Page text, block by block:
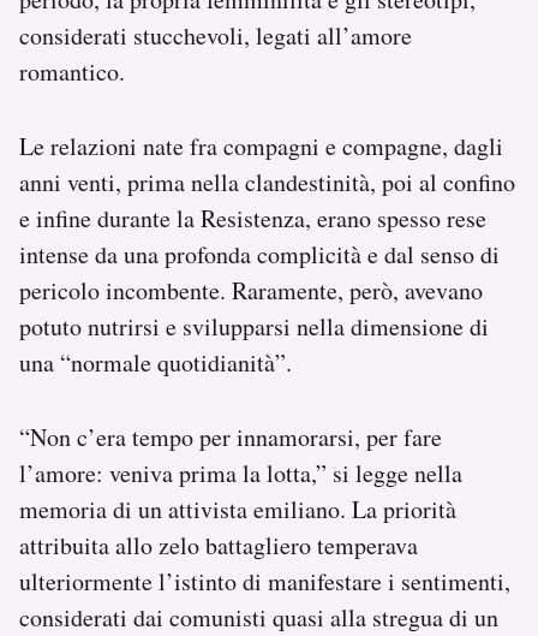
considerati stucchevoli, legati all’amore
romantico.
Le relazioni nate fra compagni e compagne, dagli
anni venti, prima nella clandestinità, poi al confino
e infine durante la Resistenza, erano spesso rese
intense da una profonda complicità e dal senso di
pericolo incombente. Raramente, però, avevano
potuto nutrirsi e svilupparsi nella dimensione di
una “normale quotidianità”.
“Non c’era tempo per innamorarsi, per fare
l’amore: veniva prima la lotta,” si legge nella
memoria di un attivista emiliano. La priorità
attribuita allo zelo battagliero temperava
ulteriormente l’istinto di manifestare i sentimenti,
considerati dai comunisti quasi alla stregua di un